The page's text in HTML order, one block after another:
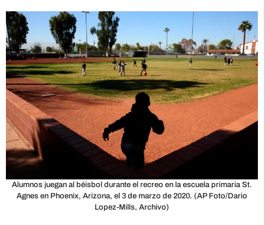
Alumnos juegan al béisbol durante el recreo en la escuela primaria St.
Agnes en Phoenix, Arizona, el 3 de marzo de 2020. (AP Foto/Dario
Lopez-Mills, Archivo)